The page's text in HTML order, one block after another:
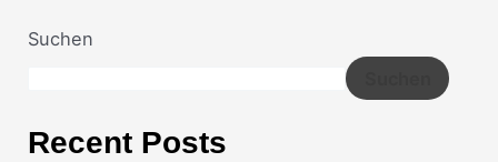
Suchen
Recent Posts